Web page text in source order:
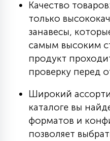
Качество
только
занавесы,
самым высоким
продукт
проверку перед
Широкий
каталоге вы
форматов и
позволяет